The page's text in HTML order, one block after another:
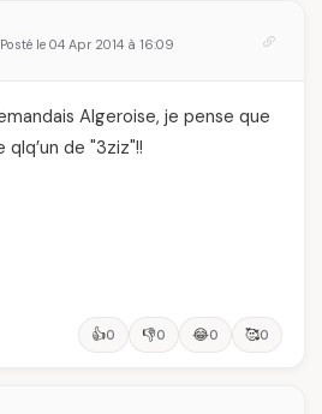
Posté le 04 Apr 2014 à 16:09
Algeroise, je pense que
de "3ziz"!!
👍0 👎0 😂0 🥰0